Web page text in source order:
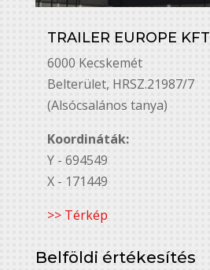
TRAILER EUROPE KFT
6000 Kecskemét
Belterület, HRSZ.21987/7
(Alsócsalános tanya)
Koordináták:
Y - 694549
X - 171449
>> Térkép
Belföldi értékesítés